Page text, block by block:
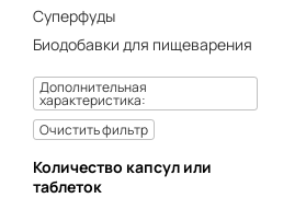
Суперфуды
Биодобавки для пищеварения
Дополнительная
характеристика:
Очистить фильтр
Количество капсул или
таблеток